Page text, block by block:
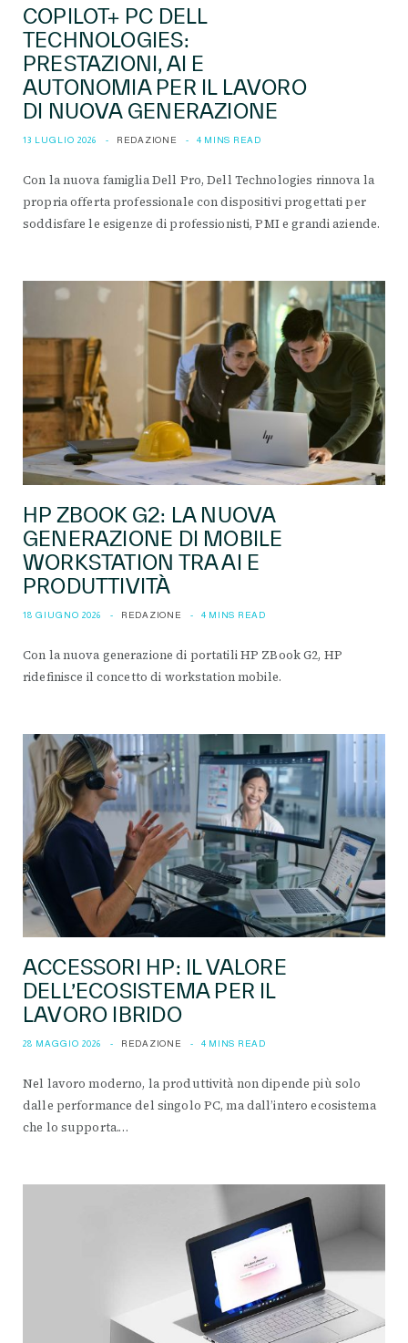
COPILOT+ PC DELL
TECHNOLOGIES:
PRESTAZIONI, AI E
AUTONOMIA PER IL LAVORO
DI NUOVA GENERAZIONE
13 LUGLIO 2026 REDAZIONE 4 MINS READ
Con la nuova famiglia Dell Pro, Dell Technologies rinnova la
propria offerta professionale con dispositivi progettati per
soddisfare le esigenze di professionisti, PMI e grandi aziende.
HP ZBOOK G2: LA NUOVA
GENERAZIONE DI MOBILE
WORKSTATION TRA AI E
PRODUTTIVITÀ
18 GIUGNO 2026 REDAZIONE 4 MINS READ
Con la nuova generazione di portatili HP ZBook G2, HP
ridefinisce il concetto di workstation mobile.
ACCESSORI HP: IL VALORE
DELL’ECOSISTEMA PER IL
LAVORO IBRIDO
28 MAGGIO 2026 REDAZIONE 4 MINS READ
Nel lavoro moderno, la produttività non dipende più solo
dalle performance del singolo PC, ma dall’intero ecosistema
che lo supporta.…